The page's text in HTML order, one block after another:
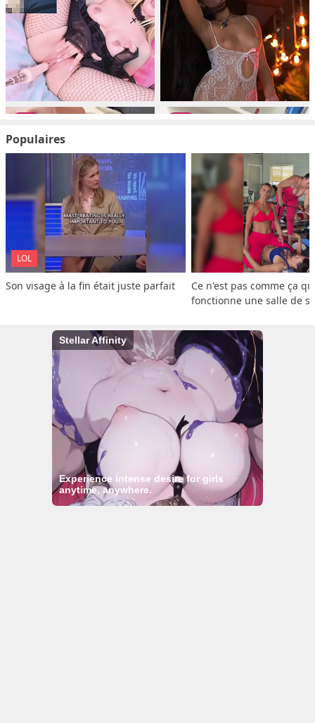
Populaires
LOL
Son visage à la fin était juste parfait
Ce n'est pas comme ça
fonctionne une salle de